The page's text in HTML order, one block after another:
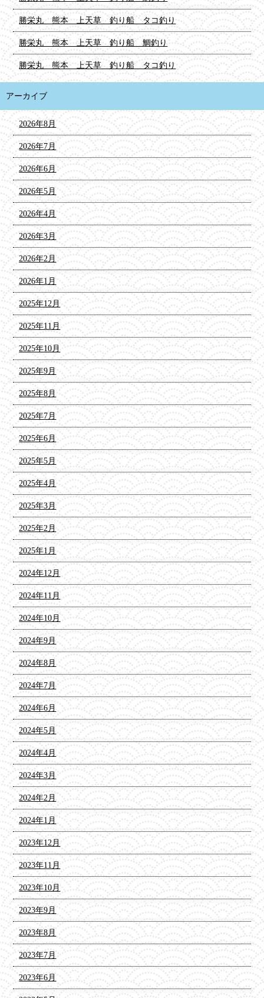
勝栄丸 熊本 上天草 釣り船 タコ釣り
勝栄丸 熊本 上天草 釣り船 鯛釣り
勝栄丸 熊本 上天草 釣り船 タコ釣り
アーカイブ
2026年8月
2026年7月
2026年6月
2026年5月
2026年4月
2026年3月
2026年2月
2026年1月
2025年12月
2025年11月
2025年10月
2025年9月
2025年8月
2025年7月
2025年6月
2025年5月
2025年4月
2025年3月
2025年2月
2025年1月
2024年12月
2024年11月
2024年10月
2024年9月
2024年8月
2024年7月
2024年6月
2024年5月
2024年4月
2024年3月
2024年2月
2024年1月
2023年12月
2023年11月
2023年10月
2023年9月
2023年8月
2023年7月
2023年6月